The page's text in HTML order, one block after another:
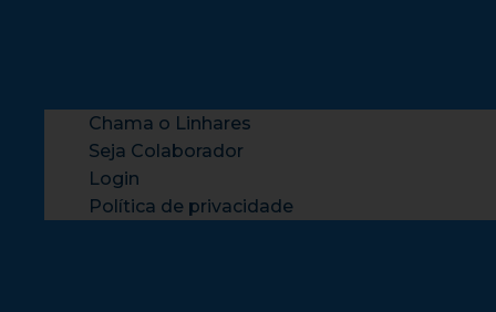
Chama o Linhares
Seja Colaborador
Login
Política de privacidade